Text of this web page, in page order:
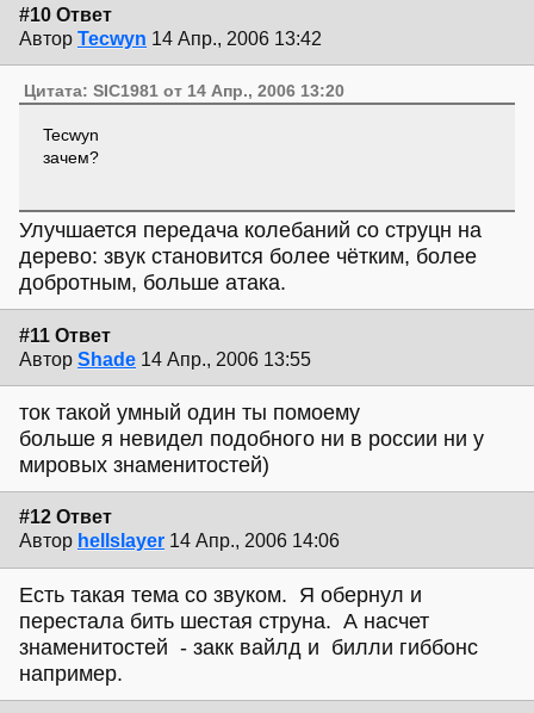
#10 Ответ
Автор Tecwyn 14 Апр., 2006 13:42
Цитата: SIC1981 от 14 Апр., 2006 13:20
Tecwyn
зачем?
Улучшается передача колебаний со струцн на
дерево: звук становится более чётким, более
добротным, больше атака.
#11 Ответ
Автор Shade 14 Апр., 2006 13:55
ток такой умный один ты помоему
больше я невидел подобного ни в россии ни у
мировых знаменитостей)
#12 Ответ
Автор hellslayer 14 Апр., 2006 14:06
Есть такая тема со звуком. Я обернул и
перестала бить шестая струна. А насчет
знаменитостей - закк вайлд и билли гиббонс
например.